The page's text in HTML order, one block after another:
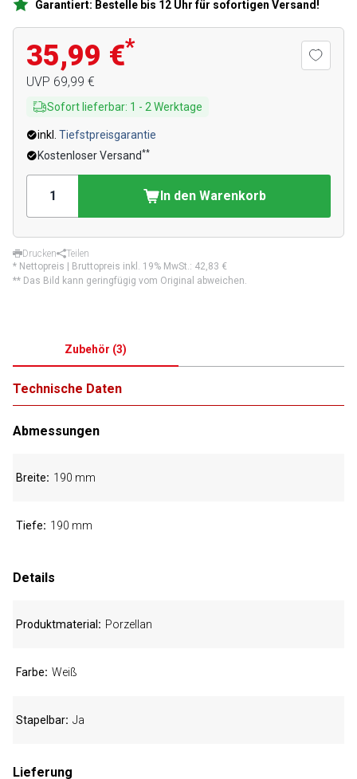
Garantiert: Bestelle bis 12 Uhr für sofortigen Versand!
35,99 €*
UVP 69,99 €
Sofort lieferbar: 1 - 2 Werktage
inkl. Tiefstpreisgarantie
Kostenloser Versand**
In den Warenkorb
Drucken
Teilen
* Nettopreis | Bruttopreis inkl. 19% MwSt.: 42,83 €
** Das Bild kann geringfügig vom Original abweichen.
Zubehör (3)
Technische Daten
Abmessungen
Breite 190 mm
Tiefe 190 mm
Details
Produktmaterial Porzellan
Farbe Weiß
Stapelbar Ja
Lieferung